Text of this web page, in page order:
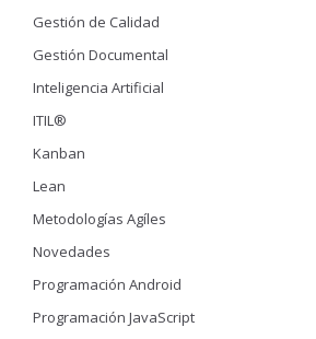
Gestión de Calidad
Gestión Documental
Inteligencia Artificial
ITIL®
Kanban
Lean
Metodologías Agíles
Novedades
Programación Android
Programación JavaScript